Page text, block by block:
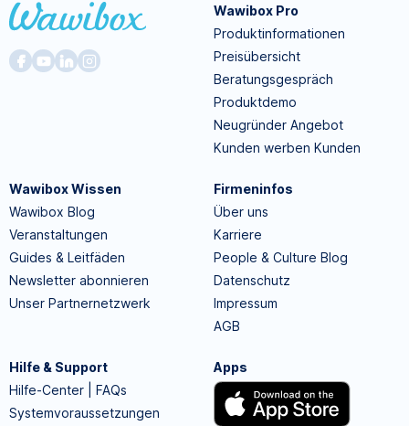
Wawibox Pro
Produktinformationen
Preisübersicht
Beratungsgespräch
Produktdemo
Neugründer Angebot
Kunden werben Kunden
Wawibox Wissen
Wawibox Blog
Veranstaltungen
Guides & Leitfäden
Newsletter abonnieren
Unser Partnernetzwerk
Firmeninfos
Über uns
Karriere
People & Culture Blog
Datenschutz
Impressum
AGB
Hilfe & Support
Hilfe-Center | FAQs
Systemvoraussetzungen
Apps